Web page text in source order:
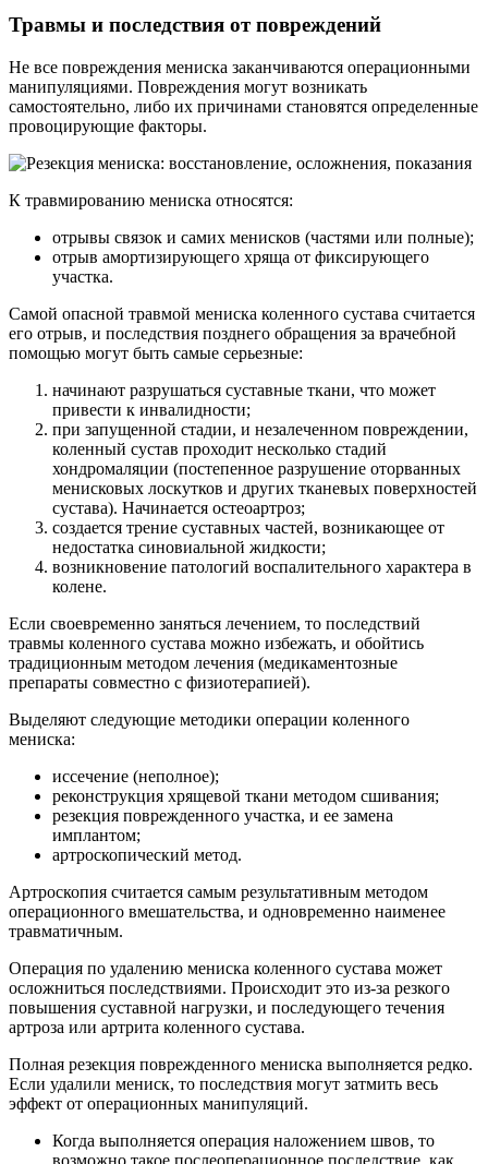
Травмы и последствия от повреждений
Не все повреждения мениска заканчиваются операционными
манипуляциями. Повреждения могут возникать
самостоятельно, либо их причинами становятся определенные
провоцирующие факторы.
К травмированию мениска относятся:
отрывы связок и самих менисков (частями или полные);
отрыв амортизирующего хряща от фиксирующего
участка.
Самой опасной травмой мениска коленного сустава считается
его отрыв, и последствия позднего обращения за врачебной
помощью могут быть самые серьезные:
начинают разрушаться суставные ткани, что может
привести к инвалидности;
при запущенной стадии, и незалеченном повреждении,
коленный сустав проходит несколько стадий
хондромаляции (постепенное разрушение оторванных
менисковых лоскутков и других тканевых поверхностей
сустава). Начинается остеоартроз;
создается трение суставных частей, возникающее от
недостатка синовиальной жидкости;
возникновение патологий воспалительного характера в
колене.
Если своевременно заняться лечением, то последствий
травмы коленного сустава можно избежать, и обойтись
традиционным методом лечения (медикаментозные
препараты совместно с физиотерапией).
Выделяют следующие методики операции коленного
мениска:
иссечение (неполное);
реконструкция хрящевой ткани методом сшивания;
резекция поврежденного участка, и ее замена
имплантом;
артроскопический метод.
Артроскопия считается самым результативным методом
операционного вмешательства, и одновременно наименее
травматичным.
Операция по удалению мениска коленного сустава может
осложниться последствиями. Происходит это из-за резкого
повышения суставной нагрузки, и последующего течения
артроза или артрита коленного сустава.
Полная резекция поврежденного мениска выполняется редко.
Если удалили мениск, то последствия могут затмить весь
эффект от операционных манипуляций.
Когда выполняется операция наложением швов, то
возможно такое послеоперационное последствие, как